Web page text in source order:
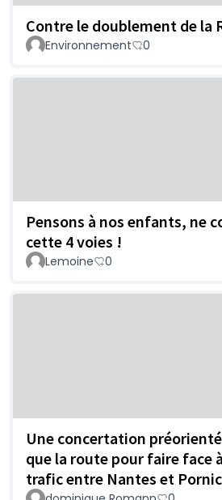
Contre le doublement de la
Environnement 0
Pensons à nos enfants, ne
cette 4 voies !
Lemoine 0
Une concertation
que la route pour faire face
trafic entre Nantes et Pornic